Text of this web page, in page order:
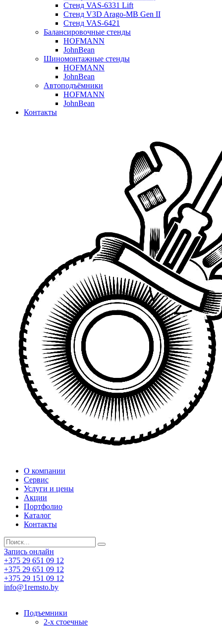
Стенд VAS-6331 Lift
Стенд V3D Arago-MB Gen II
Стенд VAS-6421
Балансировочные стенды
HOFMANN
JohnBean
Шиномонтажные стенды
HOFMANN
JohnBean
Автоподъёмники
HOFMANN
JohnBean
Контакты
О компании
Сервис
Услуги и цены
Акции
Портфолио
Каталог
Контакты
Запись онлайн
+375 29 651 09 12
+375 29 651 09 12
+375 29 151 09 12
info@1remsto.by
Подъемники
2-х стоечные